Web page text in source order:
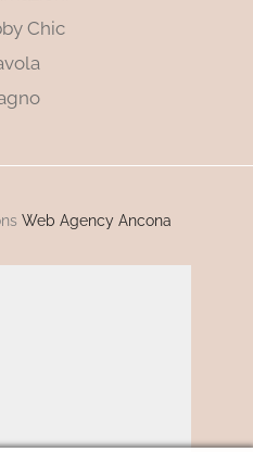
Chic
Web Agency Ancona